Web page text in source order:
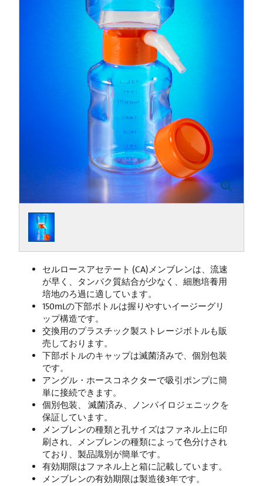
セルロースアセテート (CA)メンブレンは、流速
が早く、タンパク質結合が少なく、細胞培養用
培地のろ過に適しています。
150mLの下部ボトルは握りやすいイージーグリ
ップ構造です。
交換用のプラスチック製ストレージボトルも販
売しております。
下部ボトルのキャップは滅菌済みで、個別包装
です。
アングル・ホースコネクターで吸引ポンプに簡
単に接続できます。
個別包装、 滅菌済み、ノンパイロジェニックを
保証しています。
メンブレンの種類と孔サイズはファネル上に印
刷され、メンブレンの種類によって色分けされ
ており、製品識別が簡単です。
有効期限はファネル上と箱に記載しています。
メンブレンの有効期限は製造後3年です。